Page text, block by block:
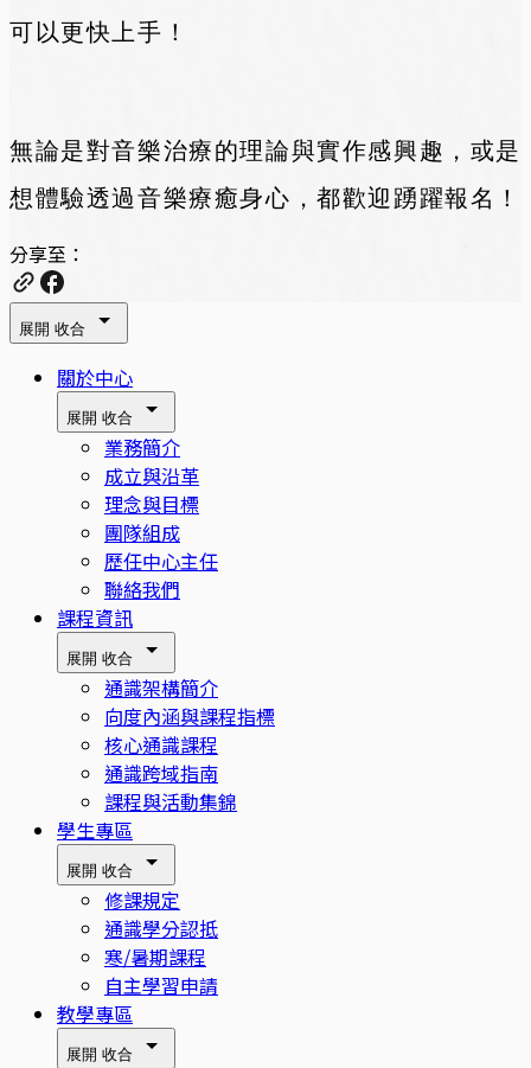
可以更快上手！
無論是對音樂治療的理論與實作感興趣，或是
想體驗透過音樂療癒身心，都歡迎踴躍報名！
分享至：
展開 收合
關於中心
展開 收合
業務簡介
成立與沿革
理念與目標
團隊組成
歷任中心主任
聯絡我們
課程資訊
展開 收合
通識架構簡介
向度內涵與課程指標
核心通識課程
通識跨域指南
課程與活動集錦
學生專區
展開 收合
修課規定
通識學分認抵
寒/暑期課程
自主學習申請
教學專區
展開 收合